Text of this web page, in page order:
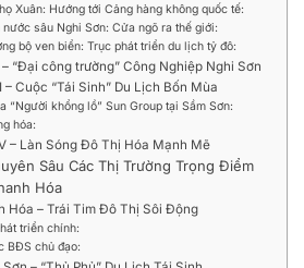
Xuân: Hướng tới Cảng hàng không quốc tế:
nước sâu Nghi Sơn: Cửa ngõ ra thế giới:
bộ ven biển: Trục phát triển du lịch tỷ đô:
– “Đại công trường” Công Nghiệp Nghi Sơn
– Cuộc “Tái Sinh” Du Lịch Bốn Mùa
“Người khổng lồ” Sun Group tại Sầm Sơn:
hóa:
– Làn Sóng Đô Thị Hóa Mạnh Mẽ
Sâu Các Thị Trường Trọng Điểm
Hóa
Hóa – Trái Tim Đô Thị Sôi Động
triển chính:
BĐS chủ đạo: